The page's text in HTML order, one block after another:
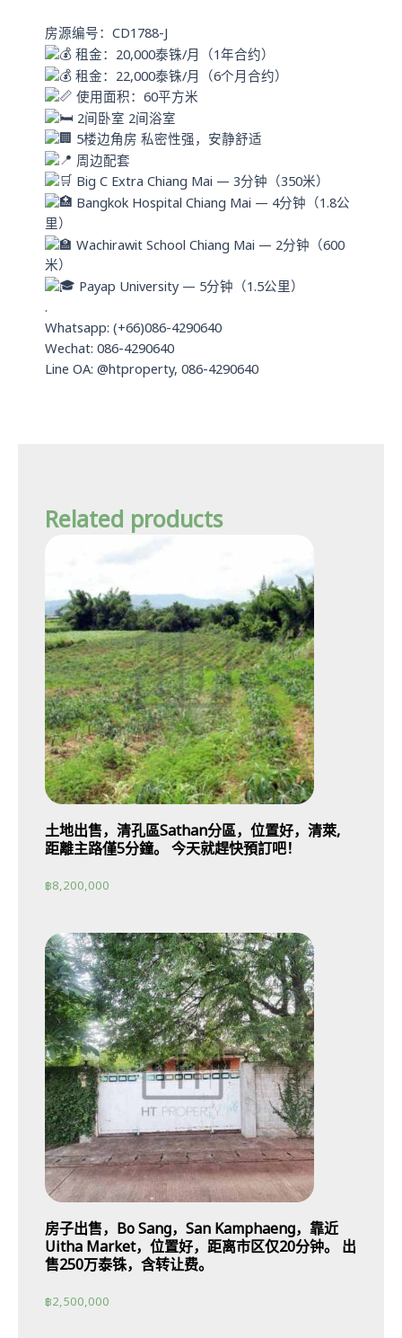
p
p
房源编号：CD1788-J
租金：20,000泰铢/月（1年合约）
租金：22,000泰铢/月（6个月合约）
使用面积：60平方米
2间卧室 2间浴室
5楼边角房 私密性强，安静舒适
周边配套
Big C Extra Chiang Mai — 3分钟（350米）
Bangkok Hospital Chiang Mai — 4分钟（1.8公
里）
Wachirawit School Chiang Mai — 2分钟（600
米）
Payap University — 5分钟（1.5公里）
.
Whatsapp: (+66)086-4290640
Wechat: 086-4290640
Line OA: @htproperty, 086-4290640
Related products
土地出售，清孔區Sathan分區，位置好，清萊,
距離主路僅5分鐘。 今天就趕快預訂吧！
฿8,200,000
房子出售，Bo Sang，San Kamphaeng，靠近
Uitha Market，位置好，距离市区仅20分钟。 出
售250万泰铢，含转让费。
฿2,500,000